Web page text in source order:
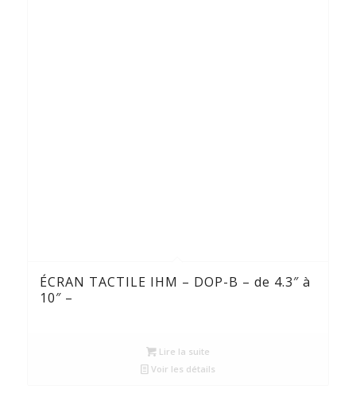
ÉCRAN TACTILE IHM – DOP-B – de 4.3″ à
10″ –
Lire la suite
Voir les détails